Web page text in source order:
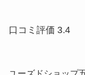
口コミ評価 3.4